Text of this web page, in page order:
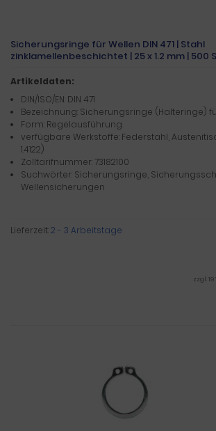
Sicherungsringe für Wellen DIN 471 | Stahl
zinklamellenbeschichtet | 25 x 1.2 mm | 500
Artikeldaten:
DIN/ISO/EN: DIN 471
Bezeichnung: Sicherungsringe (Halteringe)
Form: Regelausführung
verfügbare Werkstoffe: Federstahl,
1.4122)
Zolltarifnummer: 73182100
Suchwörter: Sicherungsringe,
Wellensicherungen
Lieferzeit:2 - 3 Arbeitstage
zzgl. 19